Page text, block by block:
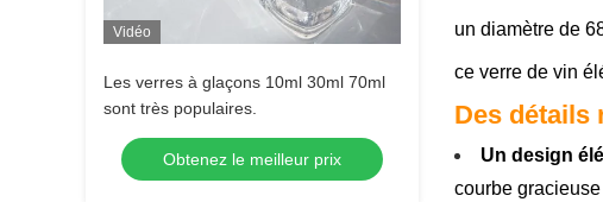
Vidéo
Les verres à glaçons 10ml 30ml 70ml
sont très populaires.
Obtenez le meilleur prix
un diamètre de
ce verre de vin
Des détails
Un design
courbe